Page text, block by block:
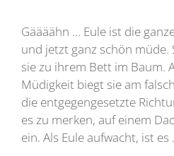
Gäääähn … Eule ist die
und jetzt ganz schön
sie zu ihrem Bett im Baum.
Müdigkeit biegt sie am
die entgegengesetzte
es zu merken, auf einem
ein. Als Eule aufwacht, ist es